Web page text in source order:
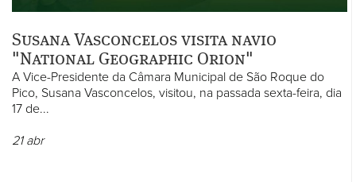
Susana Vasconcelos visita navio
"National Geographic Orion"
A Vice-Presidente da Câmara Municipal de São Roque do
Pico, Susana Vasconcelos, visitou, na passada sexta-feira, dia
17 de...
21 abr